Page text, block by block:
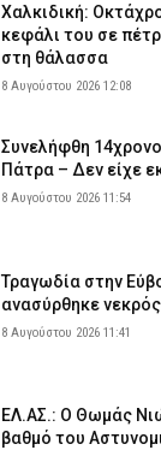
Χαλκιδική:
κεφάλι του σε
στη θάλασσα
8 Αυγούστου 2026 12:08
Συνελήφθη
Πάτρα – Δεν είχε
8 Αυγούστου 2026 11:54
Τραγωδία στην
ανασύρθηκε
8 Αυγούστου 2026 11:41
ΕΛ.ΑΣ.: Ο Θωμάς
βαθμό του